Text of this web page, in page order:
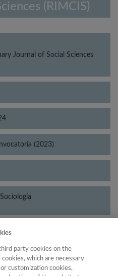
(RIMCIS)
Journal of Social Sciences
(2023)
party cookies on the
which are necessary
customization cookies,